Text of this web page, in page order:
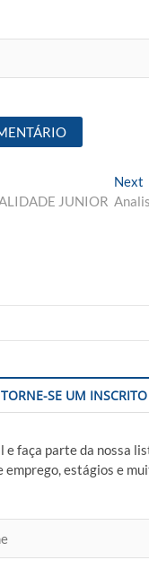
JUNIOR
Next
TORNE-SE UM INSCRITO
e faça parte da nossa
emprego, estágios e